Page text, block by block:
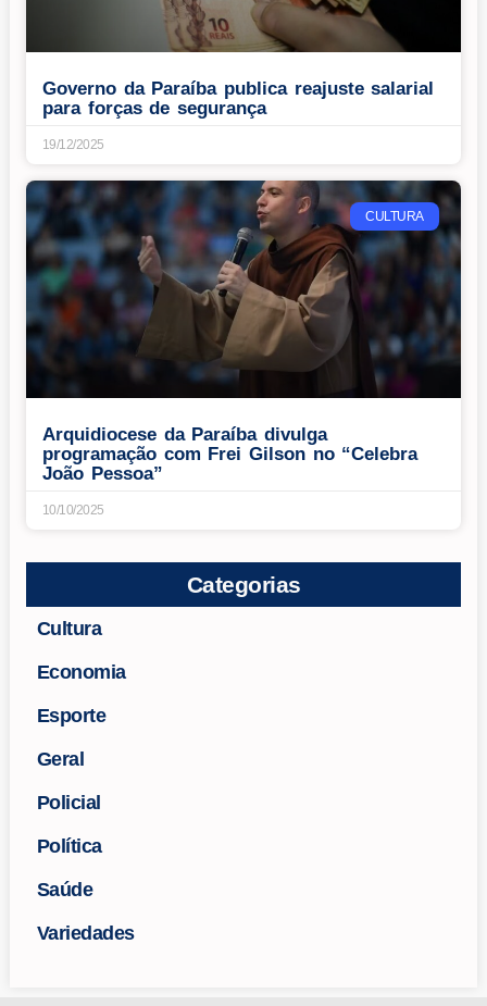
Governo da Paraíba publica reajuste salarial
para forças de segurança
19/12/2025
CULTURA
Arquidiocese da Paraíba divulga
programação com Frei Gilson no “Celebra
João Pessoa”
10/10/2025
Categorias
Cultura
Economia
Esporte
Geral
Policial
Política
Saúde
Variedades